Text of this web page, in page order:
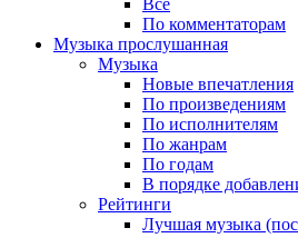
По комментаторам
Музыка прослушанная
Музыка
Новые впечатления
По произведениям
По исполнителям
По жанрам
По годам
В порядке
Рейтинги
Лучшая музыка